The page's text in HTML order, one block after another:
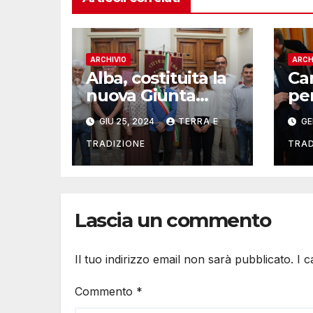
ARCHIVIO
Alba, costituita la
nuova Giunta
comunale di
Alberto Gatto
GIU 25, 2024 TERRA E
TRADIZIONE
Lascia un commento
Il tuo indirizzo email non sarà pubblicato. I
Commento *